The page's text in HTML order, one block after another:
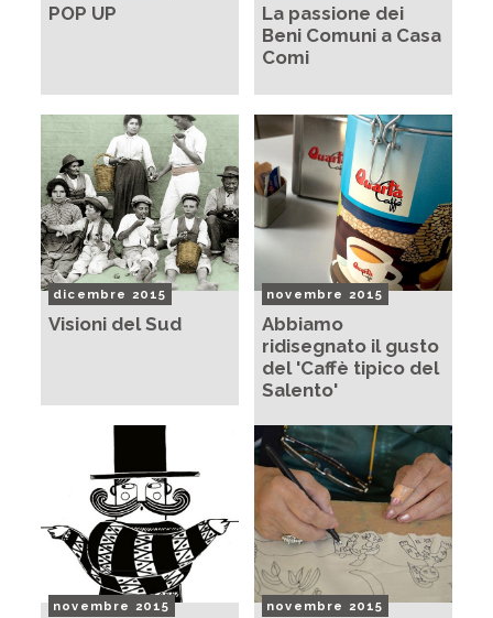
POP UP
La passione dei
Beni Comuni a Casa
Comi
dicembre 2015
Visioni del Sud
novembre 2015
Abbiamo
ridisegnato il gusto
del 'Caffè tipico del
Salento'
novembre 2015 novembre 2015